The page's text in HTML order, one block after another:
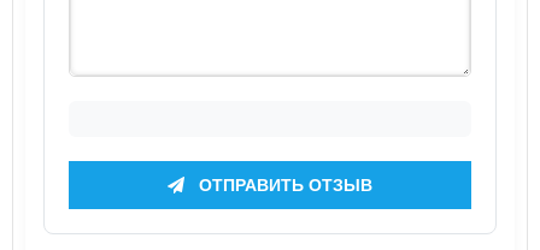
ОТПРАВИТЬ ОТЗЫВ